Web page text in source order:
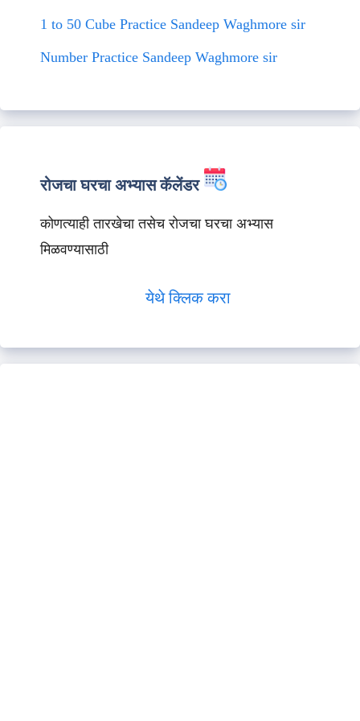
1 to 50 Cube Practice Sandeep Waghmore sir
Number Practice Sandeep Waghmore sir
रोजचा घरचा अभ्यास कॅलेंडर
कोणत्याही तारखेचा तसेच रोजचा घरचा अभ्यास
मिळवण्यासाठी
येथे क्लिक करा